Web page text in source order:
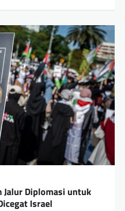
Jalur Diplomasi untuk
Israel